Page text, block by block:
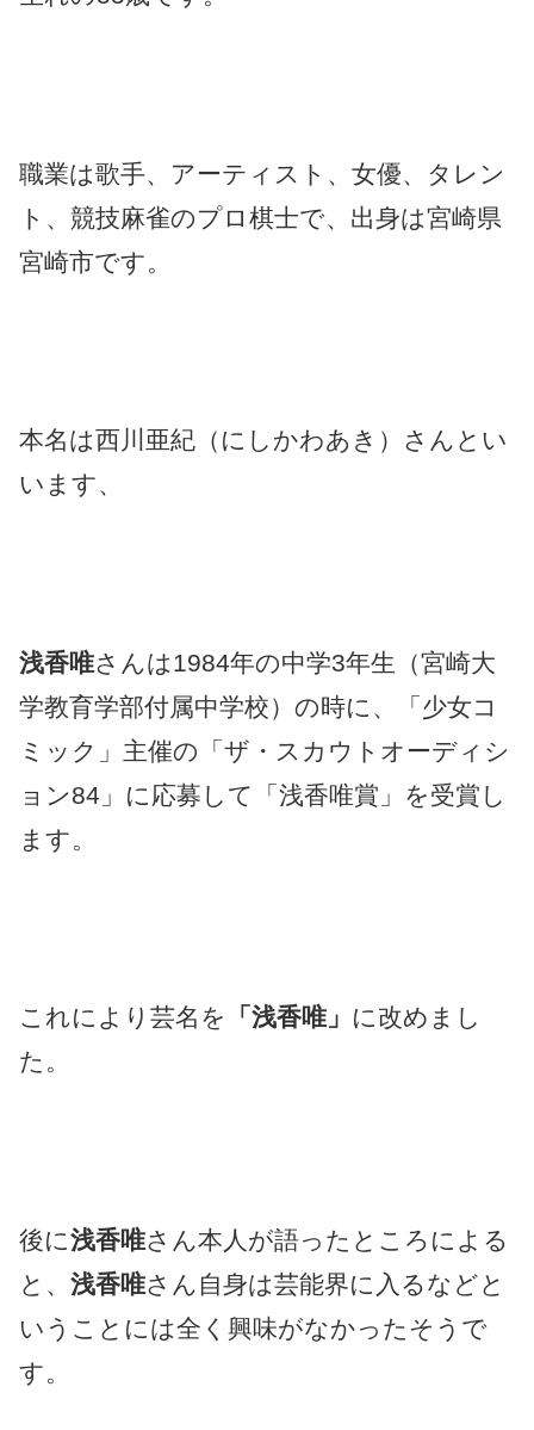
職業は歌手、アーティスト、女優、タレン
ト、競技麻雀のプロ棋士で、出身は宮崎県
宮崎市です。
本名は西川亜紀（にしかわあき）さんとい
います、
浅香唯さんは1984年の中学3年生（宮崎大
学教育学部付属中学校）の時に、「少女コ
ミック」主催の「ザ・スカウトオーディシ
ョン84」に応募して「浅香唯賞」を受賞し
ます。
これにより芸名を 「浅香唯」 に改めまし
た。
後に浅香唯さん本人が語ったところによる
と、 浅香唯さん自身は芸能界に入るなどと
いうことには全く興味がなかったそうで
す。